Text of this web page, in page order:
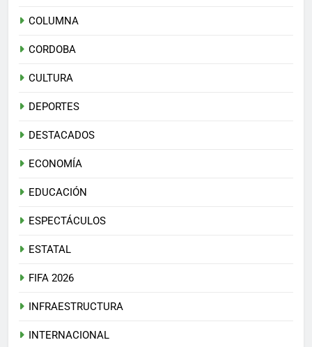
COLUMNA
CORDOBA
CULTURA
DEPORTES
DESTACADOS
ECONOMÍA
EDUCACIÓN
ESPECTÁCULOS
ESTATAL
FIFA 2026
INFRAESTRUCTURA
INTERNACIONAL